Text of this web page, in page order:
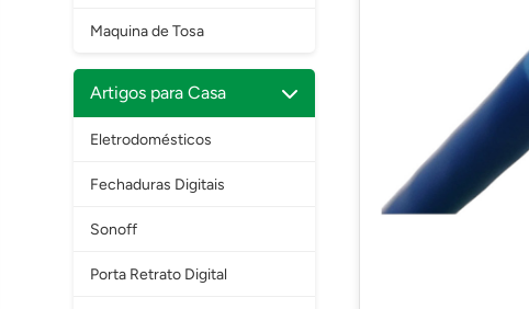
Maquina de Tosa
Artigos para Casa
Eletrodomésticos
Fechaduras Digitais
Sonoff
Porta Retrato Digital